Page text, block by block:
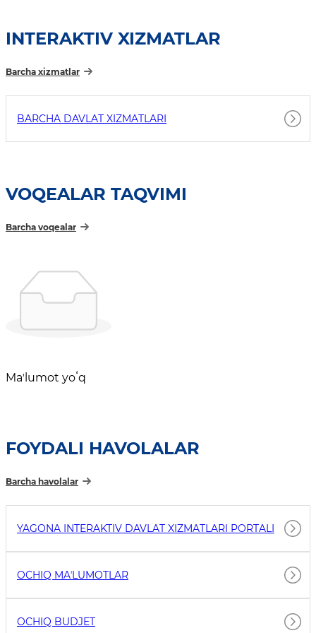
INTERAKTIV XIZMATLAR
Barcha xizmatlar
BARCHA DAVLAT XIZMATLARI
VOQEALAR TAQVIMI
Barcha voqealar
Maʼlumot yoʻq
FOYDALI HAVOLALAR
Barcha havolalar
YAGONA INTERAKTIV DAVLAT XIZMATLARI PORTALI
OCHIQ MAʼLUMOTLAR
OCHIQ BUDJET